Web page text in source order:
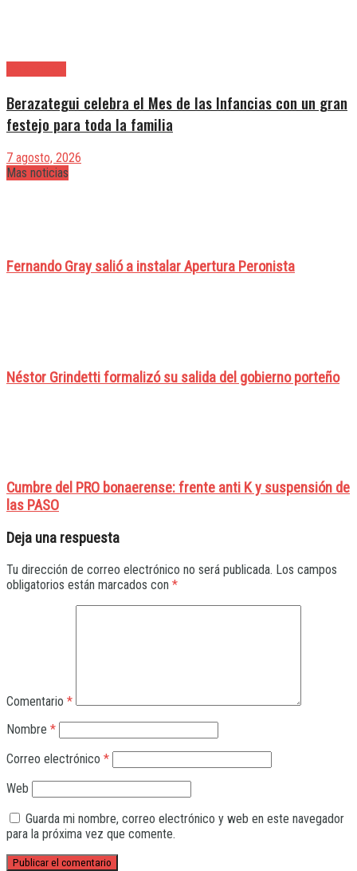
Berazategui celebra el Mes de las Infancias con un gran
festejo para toda la familia
7 agosto, 2026
Mas noticias
Fernando Gray salió a instalar Apertura Peronista
Néstor Grindetti formalizó su salida del gobierno porteño
Cumbre del PRO bonaerense: frente anti K y suspensión de
las PASO
Deja una respuesta
Tu dirección de correo electrónico no será publicada. Los campos
obligatorios están marcados con *
Comentario *
Nombre *
Correo electrónico *
Web
Guarda mi nombre, correo electrónico y web en este navegador
para la próxima vez que comente.